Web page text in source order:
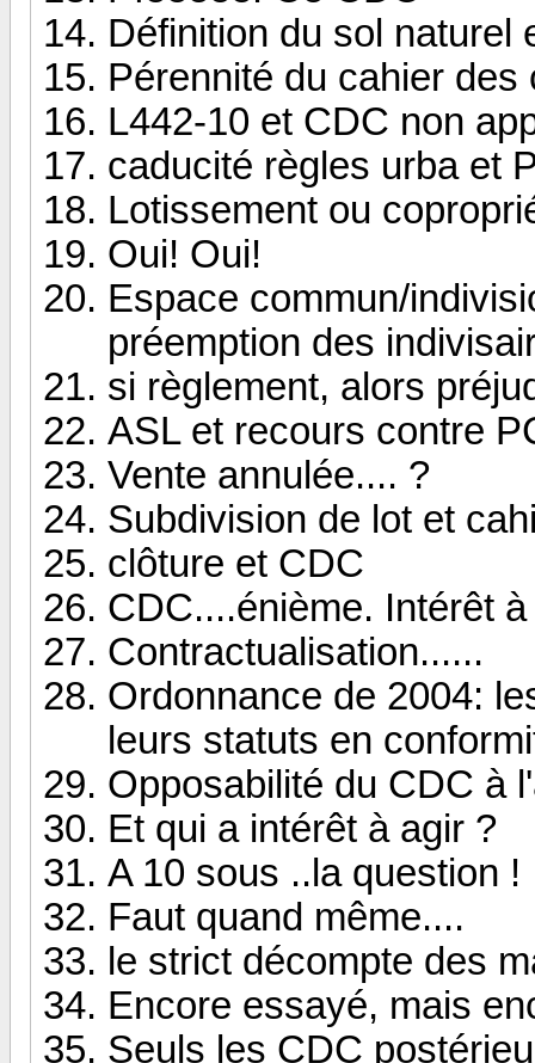
Définition du sol naturel
Pérennité du cahier
L442-10 et CDC non
caducité règles urba et
Lotissement ou
Oui! Oui!
Espace commun/
préemption des
si règlement, alors
ASL et recours contre
Vente annulée.... ?
Subdivision de lot et
clôture et CDC
CDC....énième. Intérêt
Contractualisation......
Ordonnance de 2004:
leurs statuts en
Opposabilité du CDC à
Et qui a intérêt à agir ?
A 10 sous ..la question !
Faut quand même....
le strict décompte des
Encore essayé, mais
Seuls les CDC